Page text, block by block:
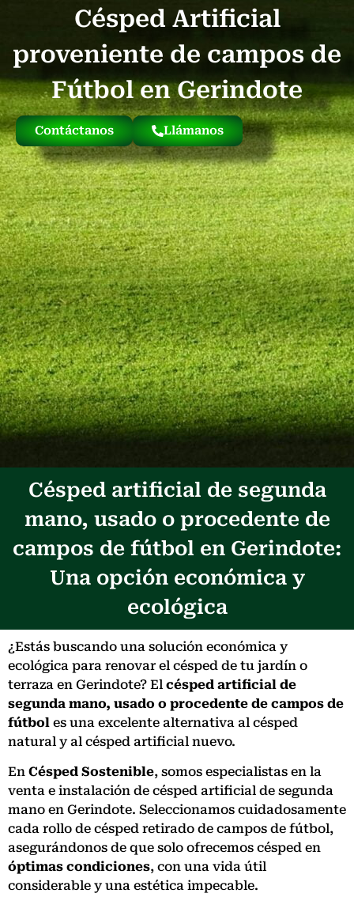
Césped Artificial
proveniente de campos de
Fútbol en Gerindote
Contáctanos Llámanos
Césped artificial de segunda
mano, usado o procedente de
campos de fútbol en Gerindote:
Una opción económica y
ecológica
¿Estás buscando una solución económica y
ecológica para renovar el césped de tu jardín o
terraza en Gerindote? El césped artificial de
segunda mano, usado o procedente de campos de
fútbol es una excelente alternativa al césped
natural y al césped artificial nuevo.
En Césped Sostenible, somos especialistas en la
venta e instalación de césped artificial de segunda
mano en Gerindote. Seleccionamos cuidadosamente
cada rollo de césped retirado de campos de fútbol,
asegurándonos de que solo ofrecemos césped en
óptimas condiciones, con una vida útil
considerable y una estética impecable.